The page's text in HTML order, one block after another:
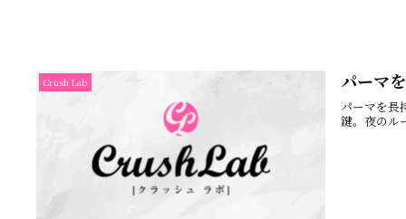
Crush Lab パーマ
パーマを長
鍵。夜のル